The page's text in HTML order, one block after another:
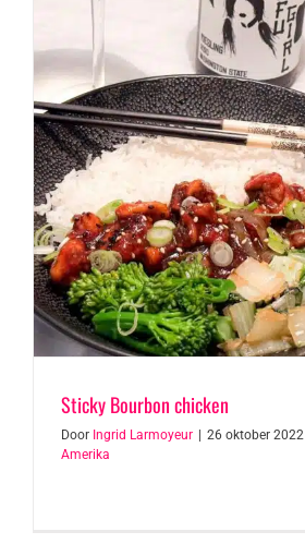
Sticky Bourbon chicken
Door Ingrid Larmoyeur 26 oktober 2022
Amerika